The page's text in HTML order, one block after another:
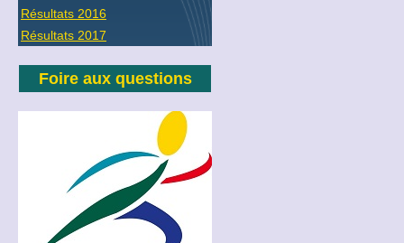
Résultats 2016
Résultats 2017
Foire aux questions